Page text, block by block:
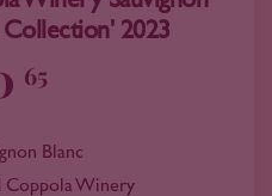
Collection' 2023
65
Blanc
Coppola Winery